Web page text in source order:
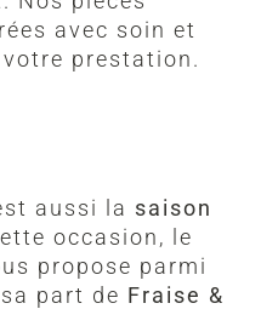
avec soin et
prestation.
aussi la saison
occasion, le
propose parmi
part de Fraise &